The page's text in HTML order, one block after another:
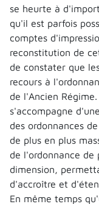
se heurte à
qu'il est parfois
comptes
reconstitution de
de constater que
recours à
de l'Ancien
s'accompagne
des ordonnances
de plus en plus
de l'ordonnance de
dimension,
d'accroître et
En même temps